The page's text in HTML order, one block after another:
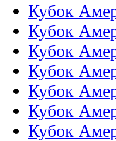
Кубок
Кубок
Кубок
Кубок
Кубок
Кубок
Кубок